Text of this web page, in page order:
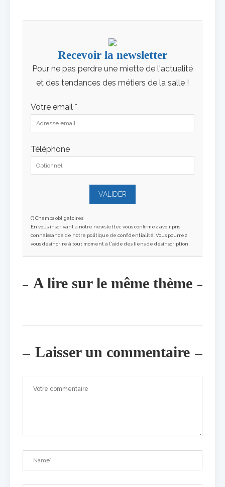
Recevoir la newsletter
Pour ne pas perdre une miette de l'actualité
et des tendances des métiers de la salle !
Votre email *
Téléphone
(*) Champs obligatoires
En vous inscrivant à notre newsletter, vous confirmez avoir pris
connaissance de notre politique de confidentialité. Vous pourrez
vous désincrire à tout moment à l'aide des liens de désinscription
A lire sur le même thème
Laisser un commentaire